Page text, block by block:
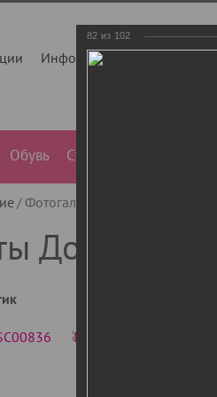
Инфо О нас
Обувь Сумки
Фотогалерея
Дог Бутик
82 из 102